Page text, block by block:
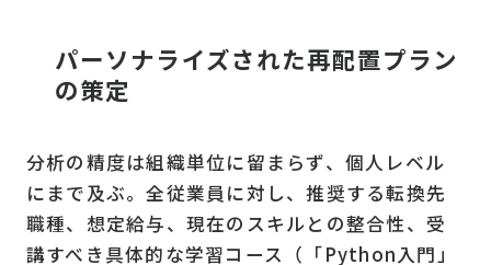
パーソナライズされた再配置プラン
の策定
分析の精度は組織単位に留まらず、個人レベル
にまで及ぶ。全従業員に対し、推奨する転換先
職種、想定給与、現在のスキルとの整合性、受
講すべき具体的な学習コース（「Python入門」